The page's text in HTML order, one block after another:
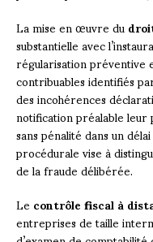
La mise en œuvre du
substantielle avec
régularisation
contribuables identifiés
des incohérences
notification préalable
sans pénalité dans un
procédurale vise à
de la fraude délibérée.
Lecontrôle fiscal à
entreprises de taille